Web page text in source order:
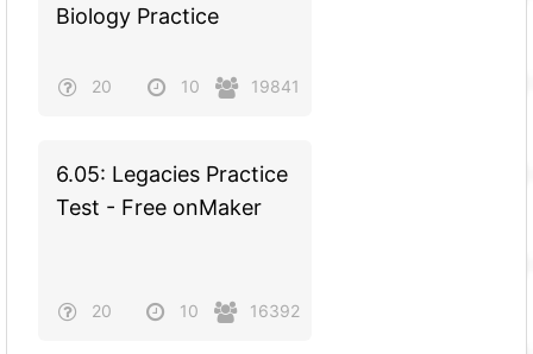
Biology Practice
20 10 19841
6.05: Legacies Practice
Test - Free onMaker
20 10 16392